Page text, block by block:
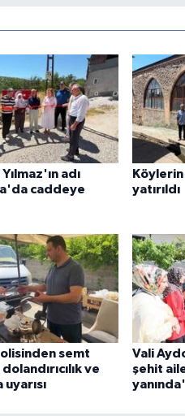
adı
caddeye
yatırıldı
semt
ve
Vali
şehit
yanında'